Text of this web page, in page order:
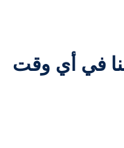
في أي وقت